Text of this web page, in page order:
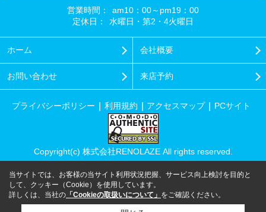
営業時間：
am10：00～pm19：00
定休日：
水曜日・第2・4火曜日
ホーム 会社概要
お問い合わせ 来店予約
プライバシーポリシー 利用規約 アクセスマップ PCサイト
Copyright(c) 株式会社RENOLAZE All rights reserved.
当サイトでは、お客様の当サイト利用状況把握、サービス向上検討を目的と
して、クッキー（Cookie）を使用しています。
詳しくは、当社の 「Cookieの取扱いについて」 をご確認ください。